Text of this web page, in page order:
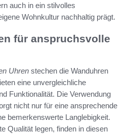
auch in ein stilvolles
Wohnkultur nachhaltig prägt.
für anspruchsvolle
Uhren stechen die Wanduhren
eine unvergleichliche
Funktionalität. Die Verwendung
nicht nur für eine ansprechende
bemerkenswerte Langlebigkeit.
Qualität legen, finden in diesen